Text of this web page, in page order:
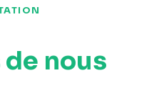
nous